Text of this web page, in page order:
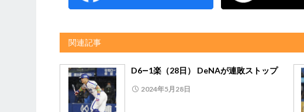
関連記事
D6―1楽（28日） DeNAが連敗ストップ
2024年5月28日